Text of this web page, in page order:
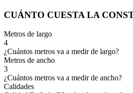
CUÁNTO CUESTA LA
Metros de largo
4
¿Cuántos metros va a medir de largo?
Metros de ancho
3
¿Cuántos metros va a medir de ancho?
Calidades